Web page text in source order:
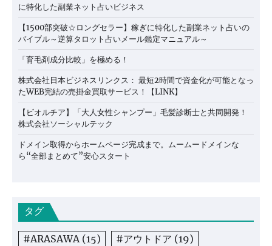
に特化した副業ネット占いビジネス
【1500部突破☆ロングセラー】稼ぎに特化した副業ネット占いの
バイブル～逆算タロット占いメール鑑定マニュアル～
「育毛剤成分比較」を極める！
株式会社日本ビジネスリンクス： 最短2時間で資金化が可能となっ
たWEB完結の売掛金買取サービス！【LINK】
【ビオルチア】「大人女性シャンプー」毛髪診断士と共同開発！
株式会社ソーシャルテック
ドメイン取得からホームページ完成まで。ムームードメインな
ら“全部まとめて”安心スタート
タグ
#ARASAWA(15) #アウトドア (19)